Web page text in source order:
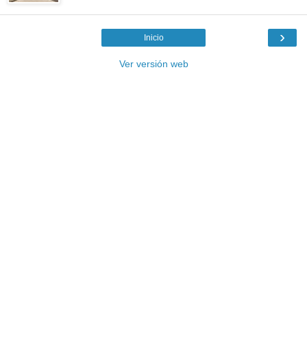
›
Inicio
Ver versión web